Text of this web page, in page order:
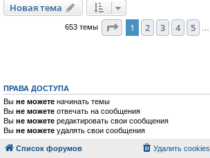
Новая тема
653 темы Страница из 15
1 2 3 4 5
ПРАВА ДОСТУПА
Вы не можете начинать темы
Вы не можете отвечать на сообщения
Вы не можете редактировать свои сообщения
Вы не можете удалять свои сообщения
Список форумов Удалить cookies